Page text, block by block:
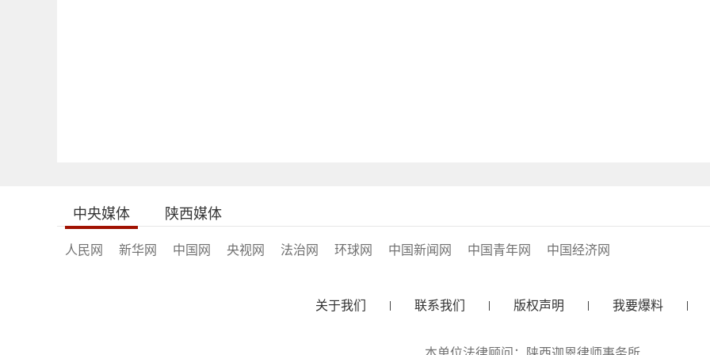
中央媒体 陕西媒体
人民网 新华网 中国网 央视网 法治网 环球网 中国新闻网 中国青年网 中国经济网
关于我们 联系我们 版权声明 我要爆料